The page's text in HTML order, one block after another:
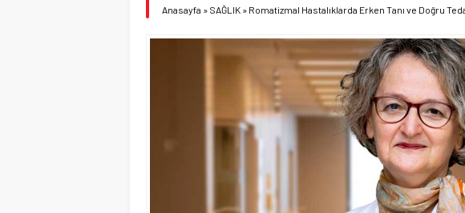
Anasayfa » SAĞLIK » Romatizmal Hastalıklarda Erken Tanı ve Doğru